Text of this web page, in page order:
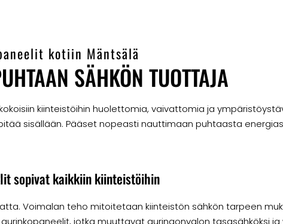
kotiin Mäntsälä
SÄHKÖN TUOTTAJA
kiinteistöihin huolettomia, vaivattomia ja
sisällään. Pääset nopeasti nauttimaan puhtaasta
sopivat kaikkiin kiinteistöihin
Voimalan teho mitoitetaan kiinteistön sähkön tarpeen
jotka muuttavat auringonvalon tasasähköksi